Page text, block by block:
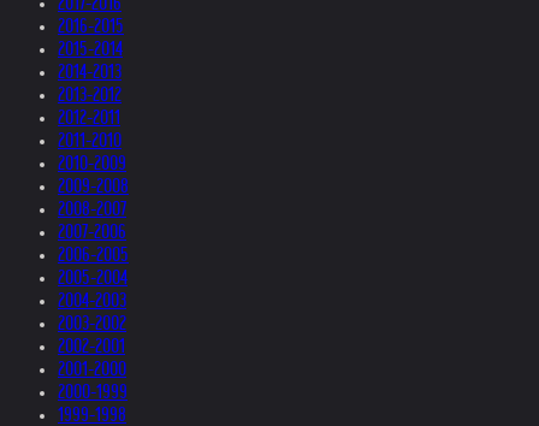
2016-2015
2015-2014
2014-2013
2013-2012
2012-2011
2011-2010
2010-2009
2009-2008
2008-2007
2007-2006
2006-2005
2005-2004
2004-2003
2003-2002
2002-2001
2001-2000
2000-1999
1999-1998